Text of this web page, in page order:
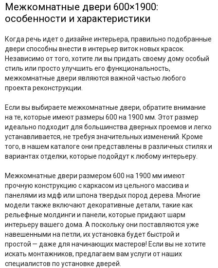
Межкомнатные двери 600×1900:
особенности и характеристики
Когда речь идет о дизайне интерьера, правильно подобранные
двери способны внести в интерьер виток новых красок.
Независимо от того, хотите ли вы придать своему дому особый
стиль или просто улучшить его функциональность,
межкомнатные двери являются важной частью любого
проекта реконструкции.
Если вы выбираете межкомнатные двери, обратите внимание
на те, которые имеют размеры 600 на 1900 мм. Этот размер
идеально подходит для большинства дверных проемов и легко
устанавливается, не требуя значительных изменений. Кроме
того, в нашем каталоге они представлены в различных стилях и
вариантах отделки, которые подойдут к любому интерьеру.
Межкомнатные двери размером 600 на 1900 мм имеют
прочную конструкцию с каркасом из цельного массива и
панелями из мдф или шпона твердых пород дерева. Многие
модели также включают декоративные детали, такие как
рельефные молдинги и панели, которые придают шарм
интерьеру вашего дома. А поскольку они поставляются уже
навешенными на петли, их установка будет быстрой и
простой — даже для начинающих мастеров! Если вы не хотите
искать монтажников, предлагаем вам услуги от наших
специалистов по установке дверей.